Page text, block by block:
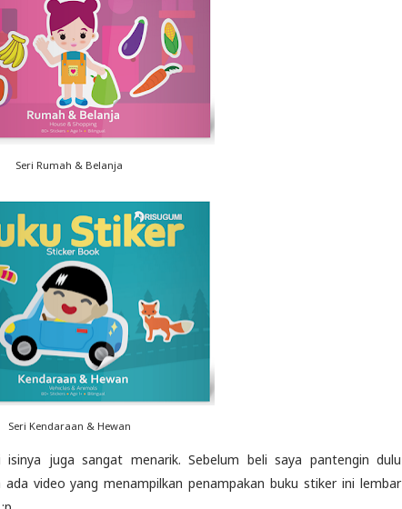
Seri Rumah & Belanja
Seri Kendaraan & Hewan
juga sangat menarik. Sebelum beli saya pantengin dulu
video yang menampilkan penampakan buku stiker ini lembar